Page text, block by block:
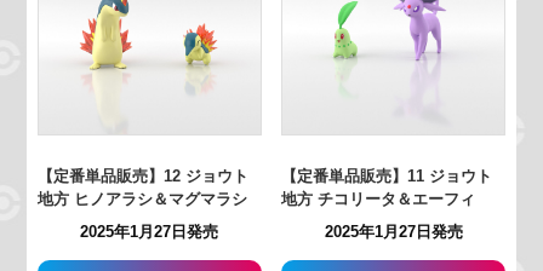
【定番単品販売】12 ジョウト
地方 ヒノアラシ＆マグマラシ
2025年1月27日発売
【定番単品販売】11 ジョウト
地方 チコリータ＆エーフィ
2025年1月27日発売